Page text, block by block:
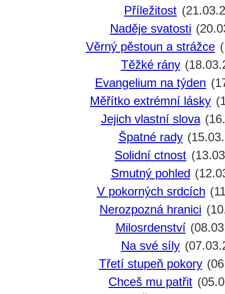
Příležitost
Naděje svatosti
Věrný pěstoun a strážce
Těžké rány
Evangelium na týden
Měřítko extrémní lásky
Jejich vlastní slova
Špatné rady
Solidní ctnost
Smutný pohled
V pokorných srdcích
Nerozpozná hranici
Milosrdenství
Na své síly
Třetí stupeň pokory
Chceš mu patřit